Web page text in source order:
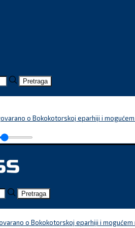
Pretraga
o Bokokotorskoj eparhiji i
Pretraga
o Bokokotorskoj eparhiji i mogućem